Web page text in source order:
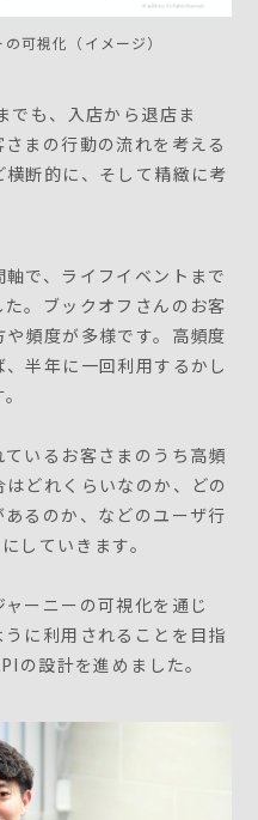
可視化（イメージ）
でも、入店から退店ま
まの行動の流れを考える
断的に、そして精緻に考
で、ライフイベントまで
。ブックオフさんのお客
頻度が多様です。高頻度
半年に一回利用するかし
いるお客さまのうち高頻
どれくらいなのか、どの
るのか、などのユーザ行
していきます。
ーニーの可視化を通じ
に利用されることを目指
の設計を進めました。